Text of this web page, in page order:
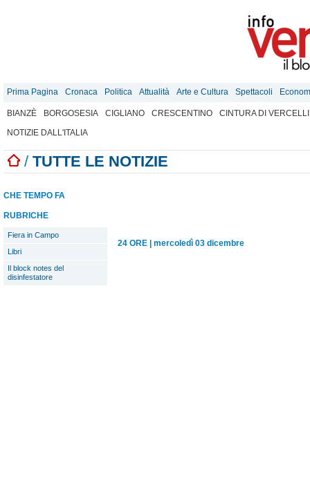
Prima Pagina Cronaca Politica Attualità Arte e Cultura Spettacoli
BIANZÈ BORGOSESIA CIGLIANO CRESCENTINO
CINTURA DI VERCELLI
NOTIZIE DALL'ITALIA
/ TUTTE LE NOTIZIE
CHE TEMPO FA
RUBRICHE
Fiera in Campo
Libri
Il block notes del
disinfestatore
24 ORE mercoledì 03 dicembre